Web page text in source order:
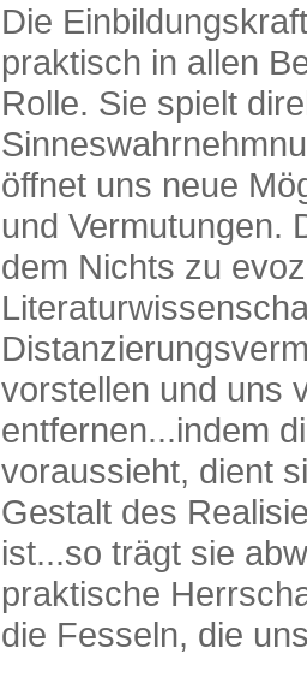
Die
praktisch in allen
Rolle. Sie spielt
öffnet uns neue
und Vermutungen.
dem Nichts zu
vorstellen und uns
entfernen...indem
voraussieht, dient
Gestalt des
ist...so trägt sie
praktische
die Fesseln, die